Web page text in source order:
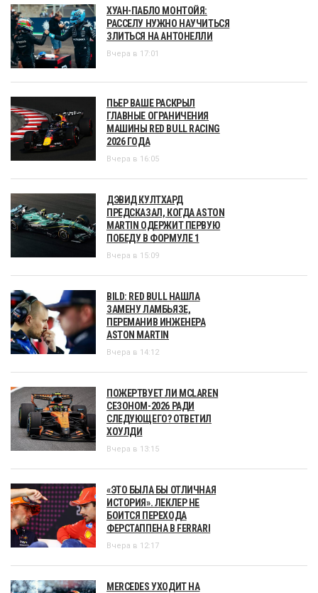
ХУАН-ПАБЛО МОНТОЙЯ:
РАССЕЛУ НУЖНО НАУЧИТЬСЯ
ЗЛИТЬСЯ НА АНТОНЕЛЛИ
Вчера в 17:01
ПЬЕР ВАШЕ РАСКРЫЛ
ГЛАВНЫЕ ОГРАНИЧЕНИЯ
МАШИНЫ RED BULL RACING
2026 ГОДА
Вчера в 16:05
ДЭВИД КУЛТХАРД
ПРЕДСКАЗАЛ, КОГДА ASTON
MARTIN ОДЕРЖИТ ПЕРВУЮ
ПОБЕДУ В ФОРМУЛЕ 1
Вчера в 15:09
BILD: RED BULL НАШЛА
ЗАМЕНУ ЛАМБЬЯЗЕ,
ПЕРЕМАНИВ ИНЖЕНЕРА
ASTON MARTIN
Вчера в 14:12
ПОЖЕРТВУЕТ ЛИ MCLAREN
СЕЗОНОМ-2026 РАДИ
СЛЕДУЮЩЕГО? ОТВЕТИЛ
ХОУЛДИ
Вчера в 13:15
«ЭТО БЫЛА БЫ ОТЛИЧНАЯ
ИСТОРИЯ». ЛЕКЛЕР НЕ
БОИТСЯ ПЕРЕХОДА
ФЕРСТАППЕНА В FERRARI
Вчера в 12:17
MERCEDES УХОДИТ НА